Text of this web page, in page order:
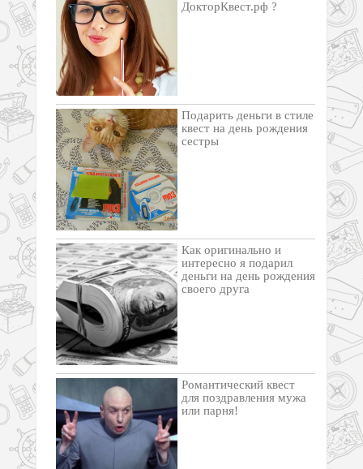
ДокторКвест.рф ?
Подарить деньги в стиле
квест на день рождения
сестры
Как оригинально и
интересно я подарил
деньги на день рождения
своего друга
Романтический квест
для поздравления мужа
или парня!